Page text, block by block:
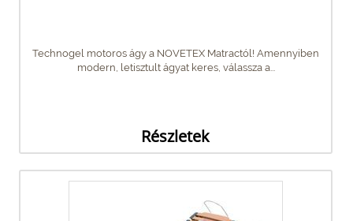
Technogel motoros ágy a NOVETEX Matractól! Amennyiben
modern, letisztult ágyat keres, válassza a...
Részletek